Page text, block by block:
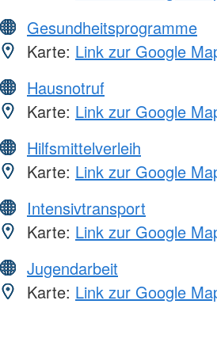
Gesundheitsprogramme
Karte: Link zur Google
Hausnotruf
Karte: Link zur Google
Hilfsmittelverleih
Karte: Link zur Google
Intensivtransport
Karte: Link zur Google
Jugendarbeit
Karte: Link zur Google